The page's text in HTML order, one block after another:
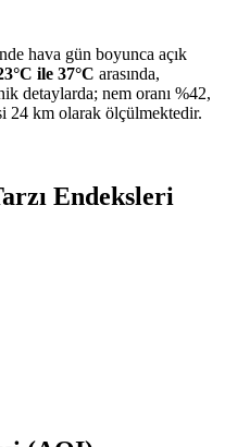
hava gün boyunca açık
ile 37°C arasında,
detaylarda; nem oranı %42,
24 km olarak ölçülmektedir.
Endeksleri